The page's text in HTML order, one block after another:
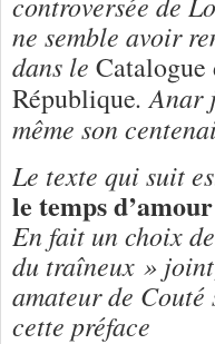
ne semble avoir
dans le
République. Anar
même son
Le texte qui suit
le temps d’amour
En fait un choix
du traîneux »
amateur de
cette préface